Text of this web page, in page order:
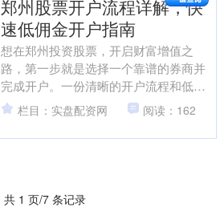
郑州股票开户流程详解，快
速低佣金开户指南
想在郑州投资股票，开启财富增值之
路，第一步就是选择一个靠谱的券商并
完成开户。一份清晰的开户流程和低佣
金攻略，能让你事半功倍。本文将为你
详细解析在郑州股票开户的每....
栏目：实盘配资网 阅读：162
共 1 页/7 条记录